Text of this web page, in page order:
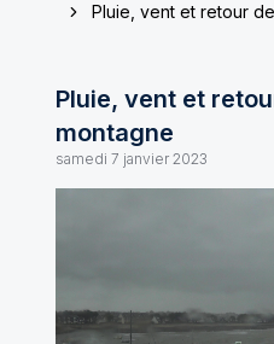
Pluie, vent et retour
Pluie, vent et
montagne
samedi 7 janvier 2023